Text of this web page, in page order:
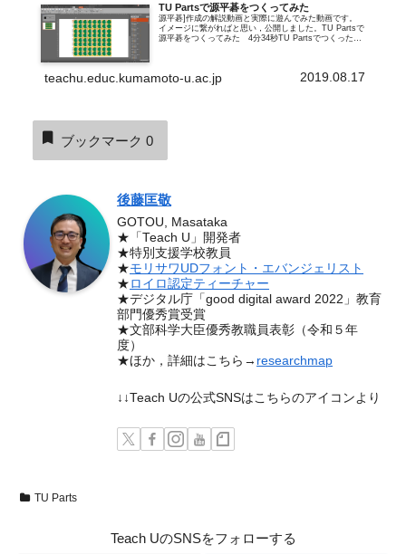
TU Partsで源平碁をつくってみた
源平碁]作成の解説動画と実際に遊んでみた動画です。
イメージに繋がればと思い，公開しました。TU Partsで
源平碁をつくってみた 4分34秒TU Partsでつくった源
teachu.educ.kumamoto-u.ac.jp 2019.08.17
ブックマーク 0
後藤匡敬
GOTOU, Masataka
★「Teach U」開発者
★特別支援学校教員
★モリサワUDフォント・エバンジェリスト
★ ロイロ認定ティーチャー
★デジタル庁「good digital award 2022」教育
部門優秀賞受賞
★文部科学大臣優秀教職員表彰（令和５年
度）
★ほか，詳細はこちら→ researchmap
↓↓Teach Uの公式SNSはこちらのアイコンより
TU Parts
Teach UのSNSをフォローする